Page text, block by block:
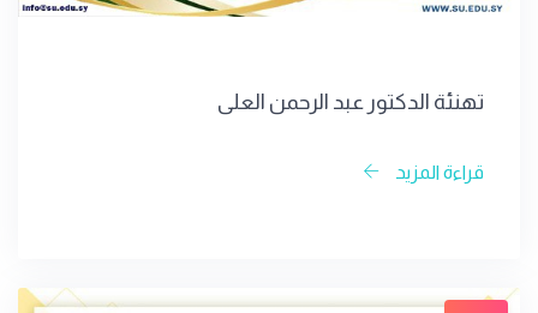
تهنئة الدكتور عبد الرحمن العلي
قراءة المزيد